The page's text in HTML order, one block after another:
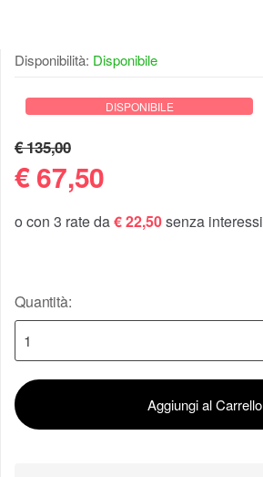
Disponibilità: Disponibile
DISPONIBILE
€ 135,00
€67,50
o con 3 rate da€ 22,50senza interessi
Quantità:
Aggiungi al Carrello